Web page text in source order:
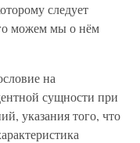
следует
можем мы о нём
на
сущности при
указания того, что